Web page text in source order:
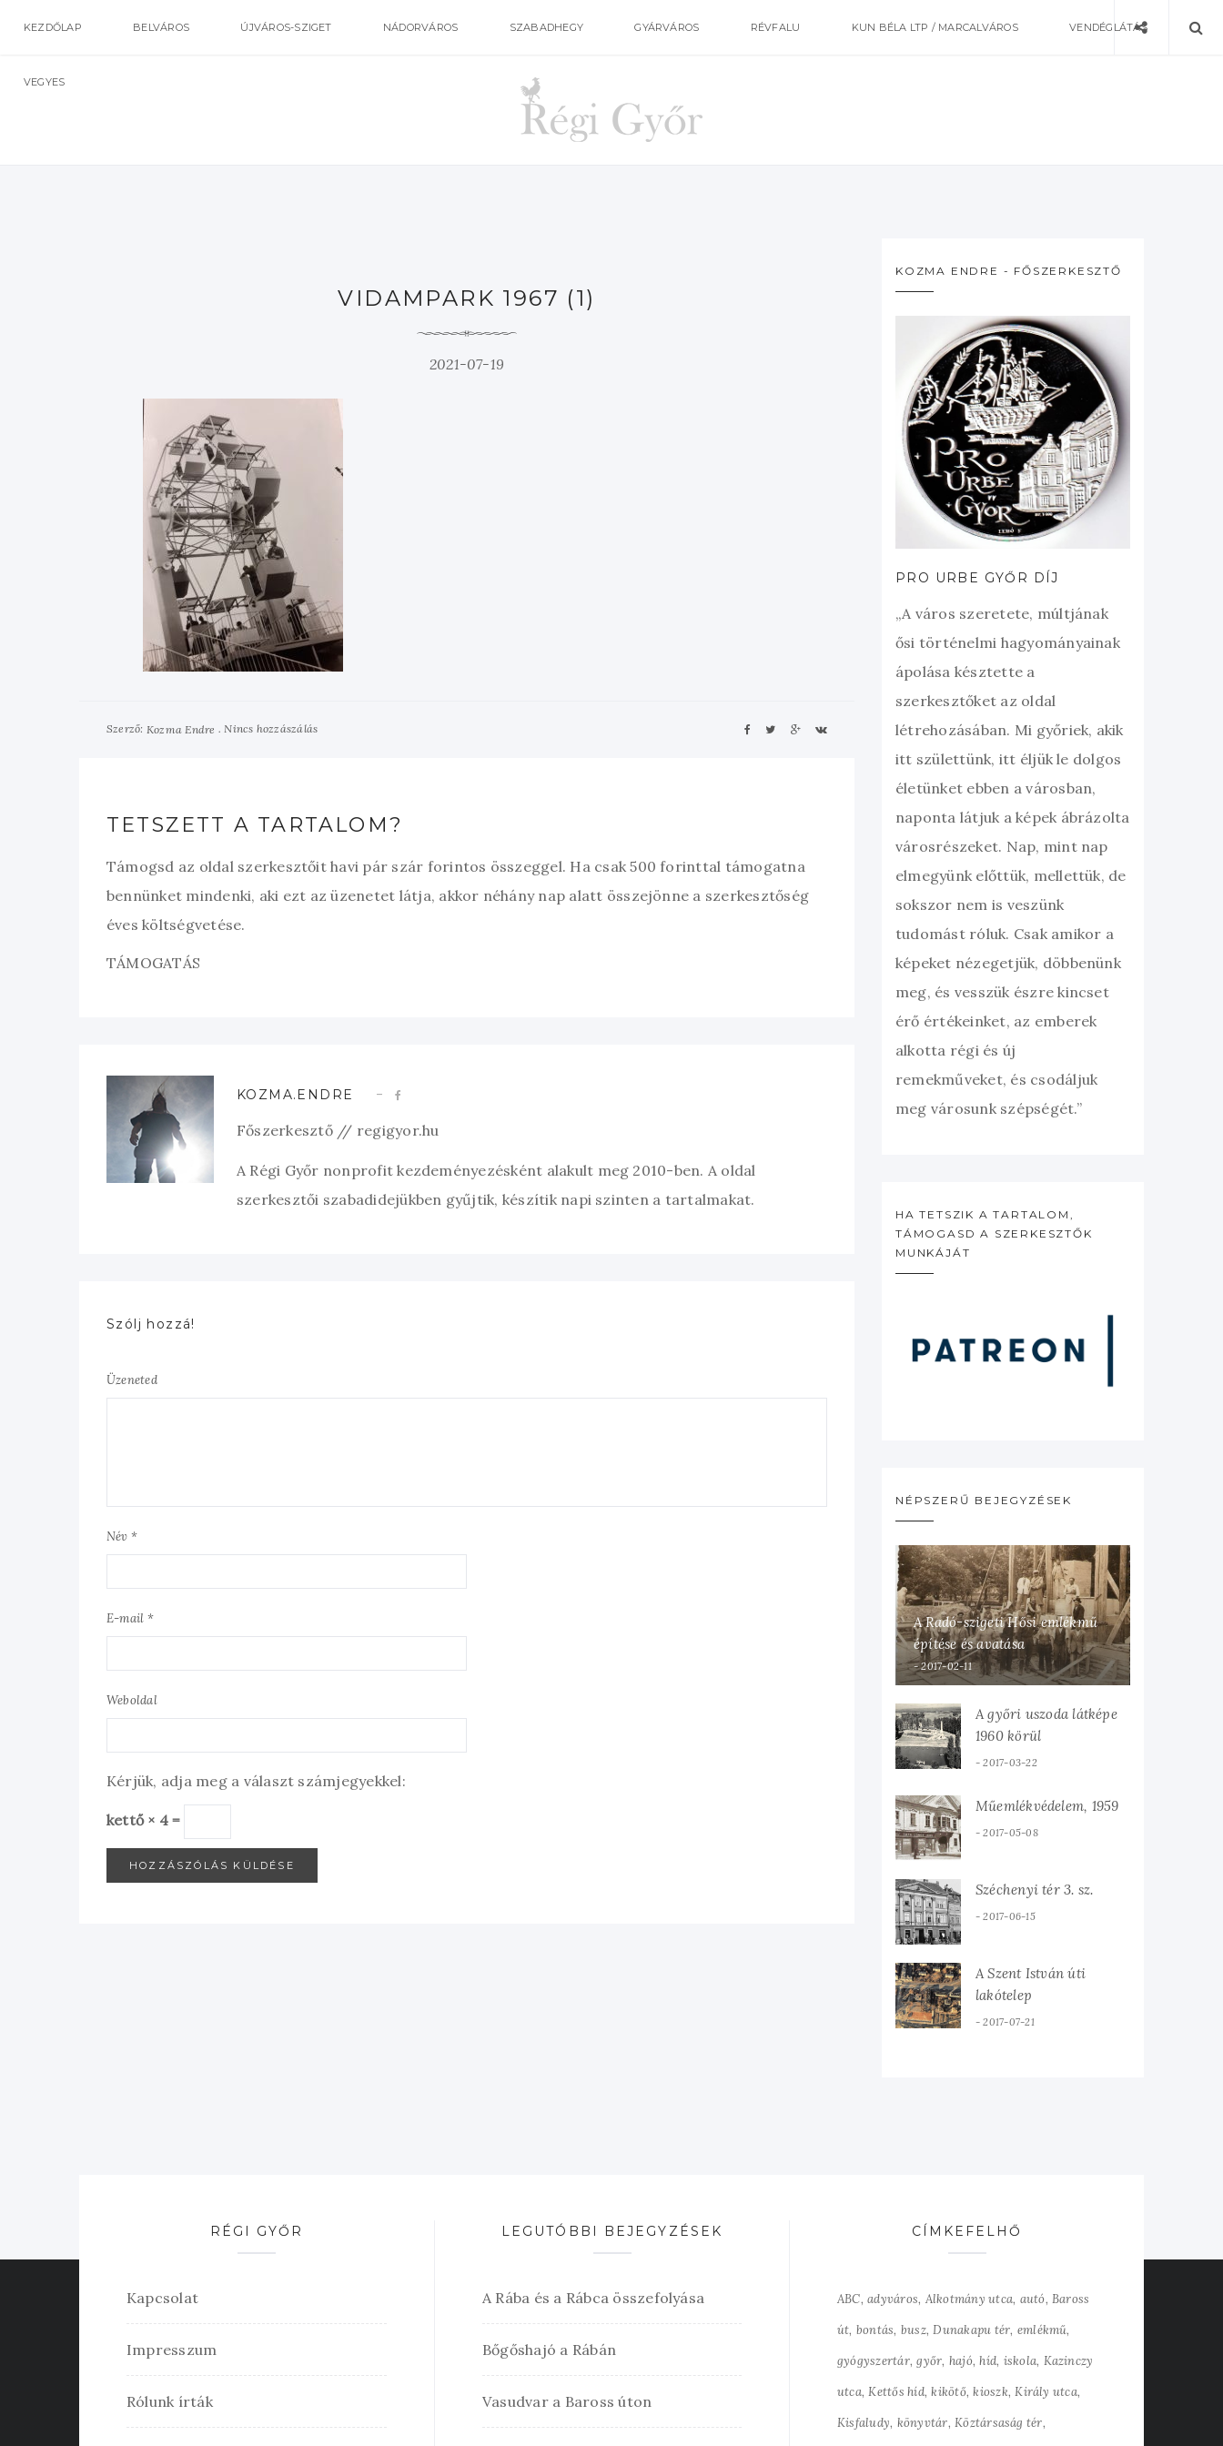
KEZDŐLAP BELVÁROS ÚJVÁROS-SZIGET NÁDORVÁROS SZABADHEGY GYÁRVÁROS RÉVFALU KUN BÉLA LTP / MARCALVÁROS VENDÉGLÁTÁS
VEGYES
VIDAMPARK 1967 (1)
2021-07-19
Szerző: Kozma Endre Nincs hozzászálás
TETSZETT A TARTALOM?
Támogsd az oldal szerkesztőit havi pár szár forintos összeggel. Ha csak 500 forinttal támogatna
bennünket mindenki, aki ezt az üzenetet látja, akkor néhány nap alatt összejönne a szerkesztőség
éves költségvetése.
TÁMOGATÁS
KOZMA.ENDRE
Főszerkesztő // regigyor.hu
A Régi Győr nonprofit kezdeményezésként alakult meg 2010-ben. A oldal
szerkesztői szabadidejükben gyűjtik, készítik napi szinten a tartalmakat.
Szólj hozzá!
Üzeneted
Név *
E-mail *
Weboldal
Kérjük, adja meg a választ számjegyekkel:
kettő × 4 =
KOZMA ENDRE - FŐSZERKESZTŐ
PRO URBE GYŐR DÍJ
„A város szeretete, múltjának
ősi történelmi hagyományainak
ápolása késztette a
szerkesztőket az oldal
létrehozásában. Mi győriek, akik
itt születtünk, itt éljük le dolgos
életünket ebben a városban,
naponta látjuk a képek ábrázolta
városrészeket. Nap, mint nap
elmegyünk előttük, mellettük, de
sokszor nem is veszünk
tudomást róluk. Csak amikor a
képeket nézegetjük, döbbenünk
meg, és vesszük észre kincset
érő értékeinket, az emberek
alkotta régi és új
remekműveket, és csodáljuk
meg városunk szépségét.”
HA TETSZIK A TARTALOM,
TÁMOGASD A SZERKESZTŐK
MUNKÁJÁT
NÉPSZERŰ BEJEGYZÉSEK
A Radó-szigeti Hősi emlékmű
építése és avatása
2017-02-11
A győri uszoda látképe
1960 körül
2017-03-22
Műemlékvédelem, 1959
2017-05-08
Széchenyi tér 3. sz.
2017-06-15
A Szent István úti
lakótelep
2017-07-21
RÉGI GYŐR
Kapcsolat
Impresszum
Rólunk írták
LEGUTÓBBI BEJEGYZÉSEK
A Rába és a Rábca összefolyása
Bőgőshajó a Rábán
Vasudvar a Baross úton
CÍMKEFELHŐ
ABC adyváros Alkotmány utca autó Baross
út bontás busz Dunakapu tér emlékmű
gyógyszertár győr hajó híd iskola Kazinczy
utca Kettős híd kikötő kioszk Király utca
Kisfaludy könyvtár Köztársaság tér